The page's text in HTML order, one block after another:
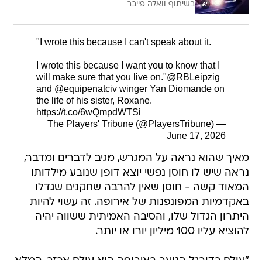
בשיתוף וואלה פייבר
"I wrote this because I can't speak about it.
I wrote this because I want you to know that I
will make sure that you live on."@RBLeipzig
and @equipenatciv winger Yan Diomande on
the life of his sister, Roxane.
https://t.co/6wQmpdWTSi
— The Players' Tribune (@PlayersTribune)
June 17, 2026
מאיך שהוא נראה על המגרש, מגיב לדברים ומדבר,
נראה שיש לו חוסן נפשי יוצא דופן שנובע מילדותו
המאוד קשה - חוסן שאין להרבה שחקנים שגדלו
באקדמיות המפונפנות של אירופה. זה עשוי להיות
היתרון הגדול שלו, והסיבה האמיתית ששווה יהיה
להוציא עליו 100 מיליון יורו או יותר.